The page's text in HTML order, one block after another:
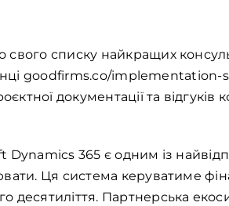
списку найкращих
goodfirms.co/
документації та
365 є одним із
Ця система керуватиме
Партнерська